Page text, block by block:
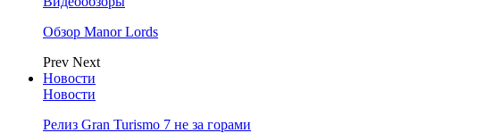
Обзор Manor Lords
Prev Next
Новости
Новости
Релиз Gran Turismo 7 не за горами